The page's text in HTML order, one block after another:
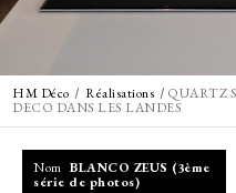
HM Déco Réalisations
QUARTZ
DECO DANS LES LANDES
Nom BLANCO ZEUS (3ème
série de photos)